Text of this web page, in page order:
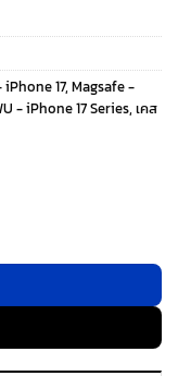
17, Magsafe -
- iPhone 17 Series, เคส
Black ชิ้น